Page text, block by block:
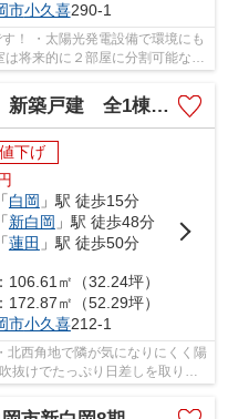
市小久喜290-1
！ ・太陽光発電設備で環境にも
将来的に２部屋に分割可能な間
戸建 全1棟 1号棟
下げ
「白岡 」駅 徒歩15分
「新白岡 」駅 徒歩48分
「蓮田 」駅 徒歩50分
106.61㎡（32.24坪）
172.87㎡（52.29坪）
市小久喜212-1
北西角地で隣が気になりにくく陽
抜けでたっぷり日差しを取り込
タッ...